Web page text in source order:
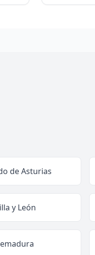
de Asturias
y León